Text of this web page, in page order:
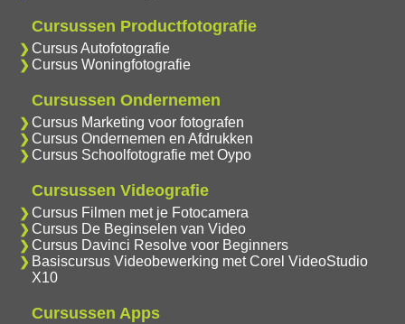
Cursussen Productfotografie
Cursus Autofotografie
Cursus Woningfotografie
Cursussen Ondernemen
Cursus Marketing voor fotografen
Cursus Ondernemen en Afdrukken
Cursus Schoolfotografie met Oypo
Cursussen Videografie
Cursus Filmen met je Fotocamera
Cursus De Beginselen van Video
Cursus Davinci Resolve voor Beginners
Basiscursus Videobewerking met Corel VideoStudio
X10
Cursussen Apps